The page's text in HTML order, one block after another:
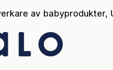
av babyprodukter,